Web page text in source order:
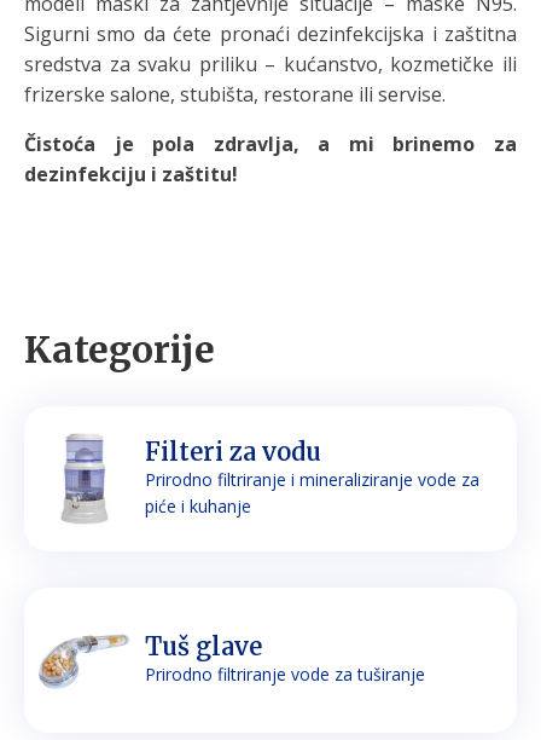
Kategorije
Filteri za vodu
Prirodno filtriranje i mineraliziranje vode za
piće i kuhanje
Tuš glave
Prirodno filtriranje vode za tuširanje
Sigurni smo da ćete pronaći dezinfekcijska i zaštitna
sredstva za svaku priliku – kućanstvo, kozmetičke ili
frizerske salone, stubišta, restorane ili servise.
Čistoća je pola zdravlja, a mi brinemo za
dezinfekciju i zaštitu!